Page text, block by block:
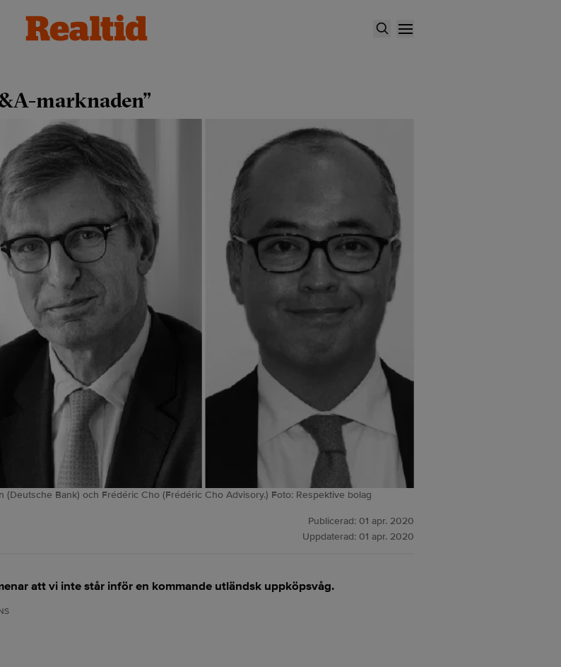
marknaden”
Bank) och Frédéric Cho (Frédéric Cho Advisory.) Foto: Respektive bolag
Publicerad: 01 apr. 2020
Uppdaterad: 01 apr. 2020
att vi inte står inför en kommande utländsk uppköpsvåg.